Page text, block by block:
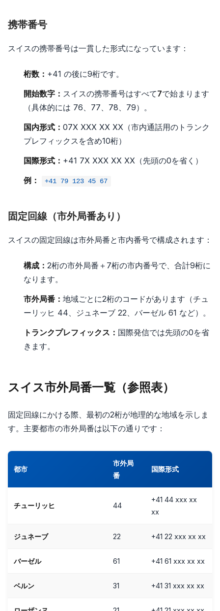
携帯番号
スイスの携帯番号は一貫した形式になっています：
桁数： +41 の後に9桁です。
開始数字： スイスの携帯番号はすべて7で始まります
（具体的には 76、77、78、79）。
国内形式： 07X XXX XX XX（市内通話用のトランク
プレフィックスを含め10桁）
国際形式： +41 7X XXX XX XX（先頭の0を省く）
例：
+41 79 123 45 67
固定回線（市外局番あり）
スイスの固定回線は市外局番と市内番号で構成されます：
構成： 2桁の市外局番＋7桁の市内番号で、合計9桁に
なります。
市外局番： 地域ごとに2桁のコードがあります（チュ
ーリッヒ 44、ジュネーブ 22、バーゼル 61 など）。
トランクプレフィックス： 国際発信では先頭の0を省
きます。
スイス市外局番一覧（参照表）
固定回線にかける際、最初の2桁が地理的な地域を示しま
す。主要都市の市外局番は以下の通りです：
都市
市外局
番
国際形式
チューリッヒ 44
+41 44 xxx xx
xx
ジュネーブ 22 +41 22 xxx xx xx
バーゼル 61 +41 61 xxx xx xx
ベルン 31 +41 31 xxx xx xx